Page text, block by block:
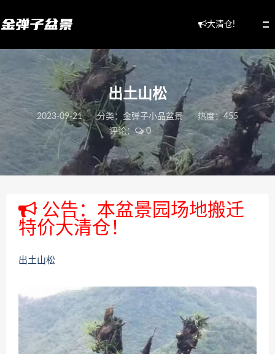
大清仓!
出土山松
2023-09-21 分类： 金弹子小品盆景
热度：455
评论：
0
公告：本盆景园场地搬迁
特价大清仓！
出土山松